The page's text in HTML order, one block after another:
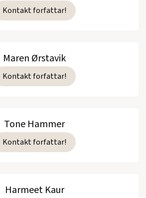
Kontakt forfattar!
Maren Ørstavik
Kontakt forfattar!
Tone Hammer
Kontakt forfattar!
Harmeet Kaur